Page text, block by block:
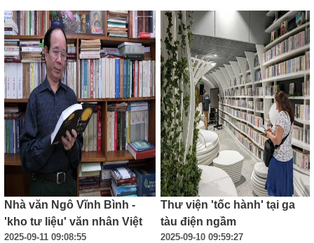
Nhà văn Ngô Vĩnh Bình -
'kho tư liệu' văn nhân Việt
2025-09-11 09:08:55
Thư viện 'tốc hành' tại ga
tàu điện ngầm
2025-09-10 09:59:27